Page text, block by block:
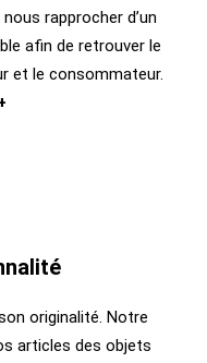
rapprocher d’un
afin de retrouver le
et le consommateur.
originalité. Notre
articles des objets